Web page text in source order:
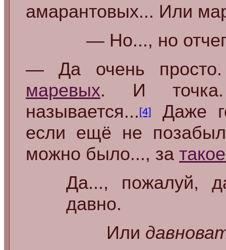
амарантовых... Или
— Но..., но
— Да очень
маревых. И точка.
называется...[4]
Даже
если ещё не
можно было..., за
Да..., пожалуй,
давно.
Или